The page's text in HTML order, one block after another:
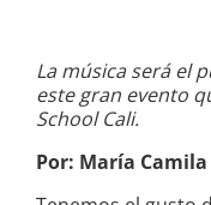
La música será el
este gran evento
School Cali.
Por: María